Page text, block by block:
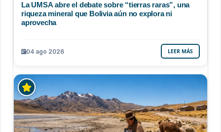
La UMSA abre el debate sobre “tierras raras”, una
riqueza mineral que Bolivia aún no explora ni
aprovecha
04 ago 2026 LEER MÁS